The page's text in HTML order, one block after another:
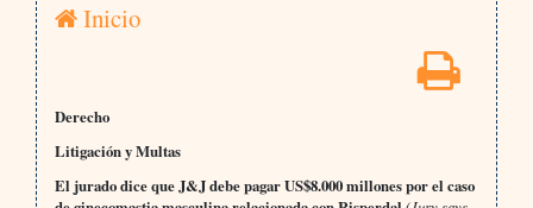
Inicio
Derecho
Litigación y Multas
El jurado dice que J&J debe pagar US$8.000 millones por el caso